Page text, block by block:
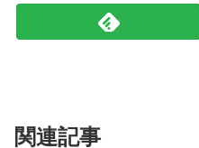
関連記事